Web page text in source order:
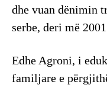
dhe vuan dënimin
serbe, deri më
Edhe Agroni, i
familjare e